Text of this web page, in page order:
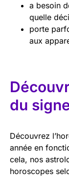
a besoin
quelle
porte
aux
du
Découvrez
année en
cela, nos
horoscopes